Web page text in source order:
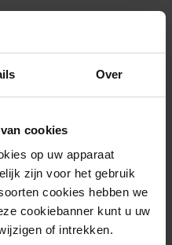
Over
cookies
op uw apparaat
zijn voor het gebruik
cookies hebben we
cookiebanner kunt u uw
of intrekken.